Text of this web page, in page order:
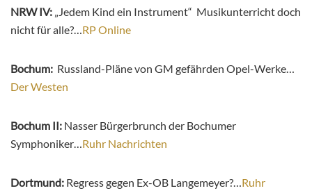
NRW IV: „Jedem Kind ein Instrument“ Musikunterricht doch
nicht für alle?…RP Online
Bochum: Russland-Pläne von GM gefährden Opel-Werke…
Der Westen
Bochum II: Nasser Bürgerbrunch der Bochumer
Symphoniker…Ruhr Nachrichten
Dortmund: Regress gegen Ex-OB Langemeyer?…Ruhr